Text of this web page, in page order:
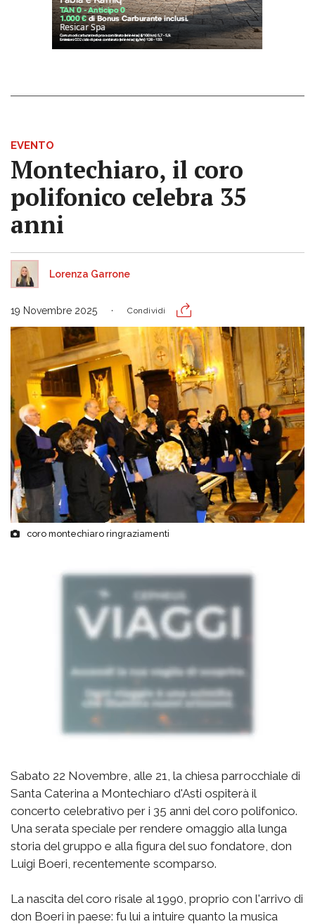
EVENTO
Montechiaro, il coro
polifonico celebra 35
anni
Lorenza Garrone
19 Novembre 2025 Condividi
coro montechiaro ringraziamenti
Sabato 22 Novembre, alle 21, la chiesa parrocchiale di
Santa Caterina a Montechiaro d'Asti ospiterà il
concerto celebrativo per i 35 anni del coro polifonico.
Una serata speciale per rendere omaggio alla lunga
storia del gruppo e alla figura del suo fondatore, don
Luigi Boeri, recentemente scomparso.
La nascita del coro risale al 1990, proprio con l'arrivo di
don Boeri in paese: fu lui a intuire quanto la musica